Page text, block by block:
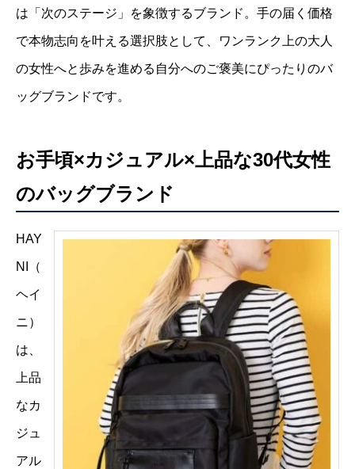
は「次のステージ」を象徴するブランド。手の届く価格
で本物志向を叶える選択肢として、ワンランク上の大人
の女性へと歩みを進める自分へのご褒美にぴったりのバ
ッグブランドです。
お手頃×カジュアル×上品な30代女性
のバッグブランド
HAY
NI（
ヘイ
ニ）
は、
上品
なカ
ジュ
アル